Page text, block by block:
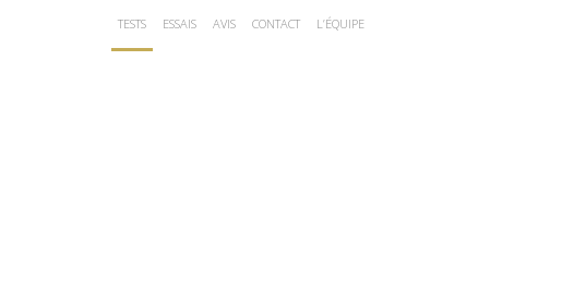
TESTS ESSAIS AVIS CONTACT L’ÉQUIPE